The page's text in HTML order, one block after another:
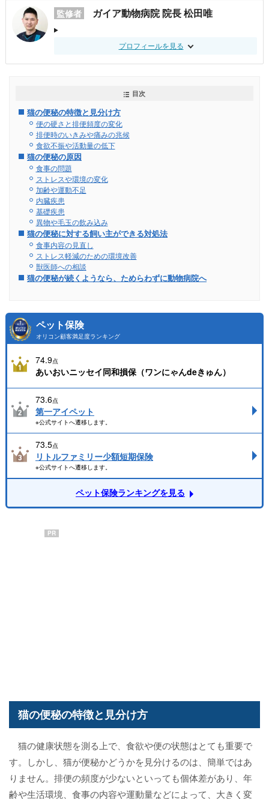
監修者 ガイア動物病院 院長 松田唯
プロフィールを見る
目次
猫の便秘の特徴と見分け方
便の硬さと排便頻度の変化
排便時のいきみや痛みの兆候
食欲不振や活動量の低下
猫の便秘の原因
食事の問題
ストレスや環境の変化
加齢や運動不足
内臓疾患
基礎疾患
異物や毛玉の飲み込み
猫の便秘に対する飼い主ができる対処法
食事内容の見直し
ストレス軽減のための環境改善
獣医師への相談
猫の便秘が続くようなら、ためらわずに動物病院へ
ペット保険
オリコン顧客満足度ランキング
74.9点
あいおいニッセイ同和損保（ワンにゃんdeきゅん）
73.6点
第一アイペット
※公式サイトへ遷移します。
73.5点
リトルファミリー少額短期保険
※公式サイトへ遷移します。
ペット保険ランキングを見る
PR
猫の便秘の特徴と見分け方
猫の健康状態を測る上で、食欲や便の状態はとても重要で
す。しかし、猫が便秘かどうかを見分けるのは、簡単ではあ
りません。排便の頻度が少ないといっても個体差があり、年
齢や生活環境、食事の内容や運動量などによって、大きく変